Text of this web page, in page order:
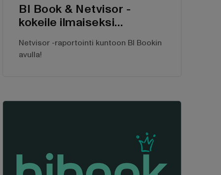
BI Book & Netvisor -
kokeile ilmaiseksi
kuukauden ajan
Netvisor -raportointi kuntoon BI Bookin
avulla!